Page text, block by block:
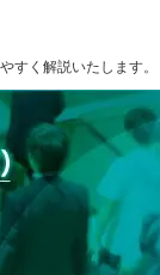
く解説いたします